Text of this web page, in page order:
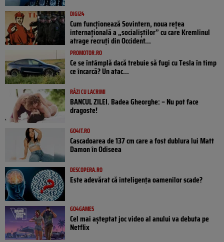
DIGI24
Cum funcționează Sovintern, noua rețea
internațională a „socialiștilor” cu care Kremlinul
atrage recruți din Occident...
PROMOTOR.RO
Ce se întâmplă dacă trebuie să fugi cu Tesla în timp
ce încarcă? Un atac...
RÂZI CU LACRIMI
BANCUL ZILEI. Badea Gheorghe: – Nu pot face
dragoste!
GO4IT.RO
Cascadoarea de 137 cm care a fost dublura lui Matt
Damon în Odiseea
DESCOPERA.RO
Este adevărat că inteligența oamenilor scade?
GO4GAMES
Cel mai așteptat joc video al anului va debuta pe
Netflix